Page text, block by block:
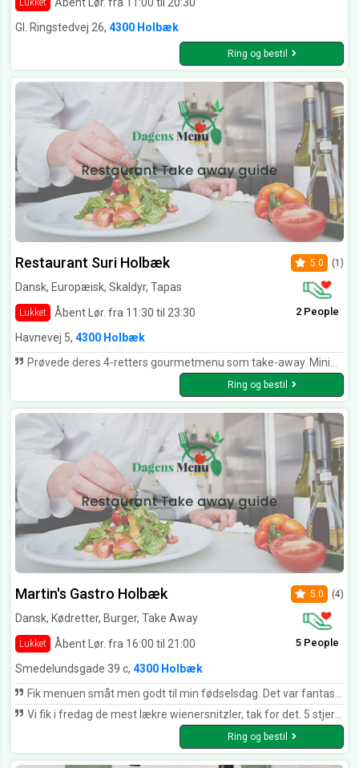
Lukket
Gl. Ringstedvej 26, 4300 Holbæk
Ring og bestil
Restaurant Suri Holbæk
Dansk, Europæisk, Skaldyr, Tapas
Lukket Åbent Lør. fra 11:30 til 23:30
5.0 (1)
2 People
Havnevej 5, 4300 Holbæk
Prøvede deres 4-retters gourmetmenu som take-away. Minimalt arbejde med klargøring og smagen var helt i top på alle retter.
Ring og bestil
Martin's Gastro Holbæk
Dansk, Kødretter, Burger, Take Away
Lukket Åbent Lør. fra 16:00 til 21:00
5.0 (4)
5 People
Smedelundsgade 39 c, 4300 Holbæk
Fik menuen småt men godt til min fødselsdag. Det var fantastisk lækkert, med friske råvarer, lækkert tilbehør, og meget fint anrettet. Kan varmt anbefales. TAK Martin.
Vi fik i fredag de mest lækre wienersnitzler, tak for det. 5 stjerner
Ring og bestil